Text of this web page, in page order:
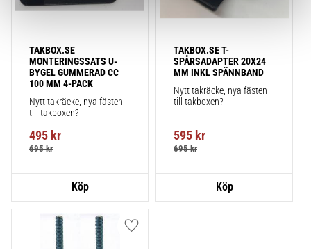
TAKBOX.SE
MONTERINGSSATS U-
BYGEL GUMMERAD CC
100 MM 4-PACK
Nytt takräcke, nya fästen
till takboxen?
495 kr
695kr
TAKBOX.SE T-
SPÅRSADAPTER 20X24
MM INKL SPÄNNBAND
Nytt takräcke, nya fästen
till takboxen?
595 kr
695kr
Lägg till i favoriter